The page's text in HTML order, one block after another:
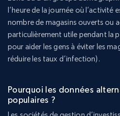
l’heure de la journée où l’activité
nombre de magasins ouverts ou
particulièrement utile pendant la
pour aider les gens à éviter les
réduire les taux d’infection).
Pourquoi les données
populaires ?